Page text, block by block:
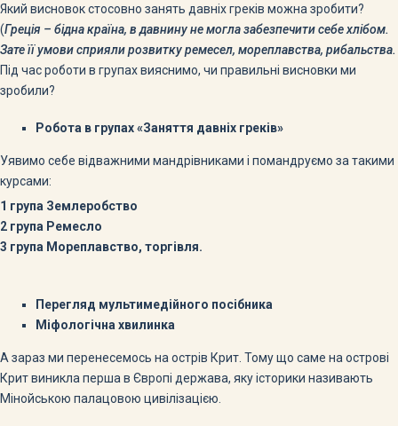
Який висновок стосовно занять давніх греків можна зробити?
(Греція – бідна країна, в давнину не могла забезпечити себе хлібом.
Зате її умови сприяли розвитку ремесел, мореплавства, рибальства.
Під час роботи в групах вияснимо, чи правильні висновки ми
зробили?
Робота в групах «Заняття давніх греків»
Уявимо себе відважними мандрівниками і помандруємо за такими
курсами:
1 група Землеробство
2 група Ремесло
3 група Мореплавство, торгівля.
Перегляд мультимедійного посібника
Міфологічна хвилинка
А зараз ми перенесемось на острів Крит. Тому що саме на острові
Крит виникла перша в Європі держава, яку історики називають
Мінойською палацовою цивілізацією.